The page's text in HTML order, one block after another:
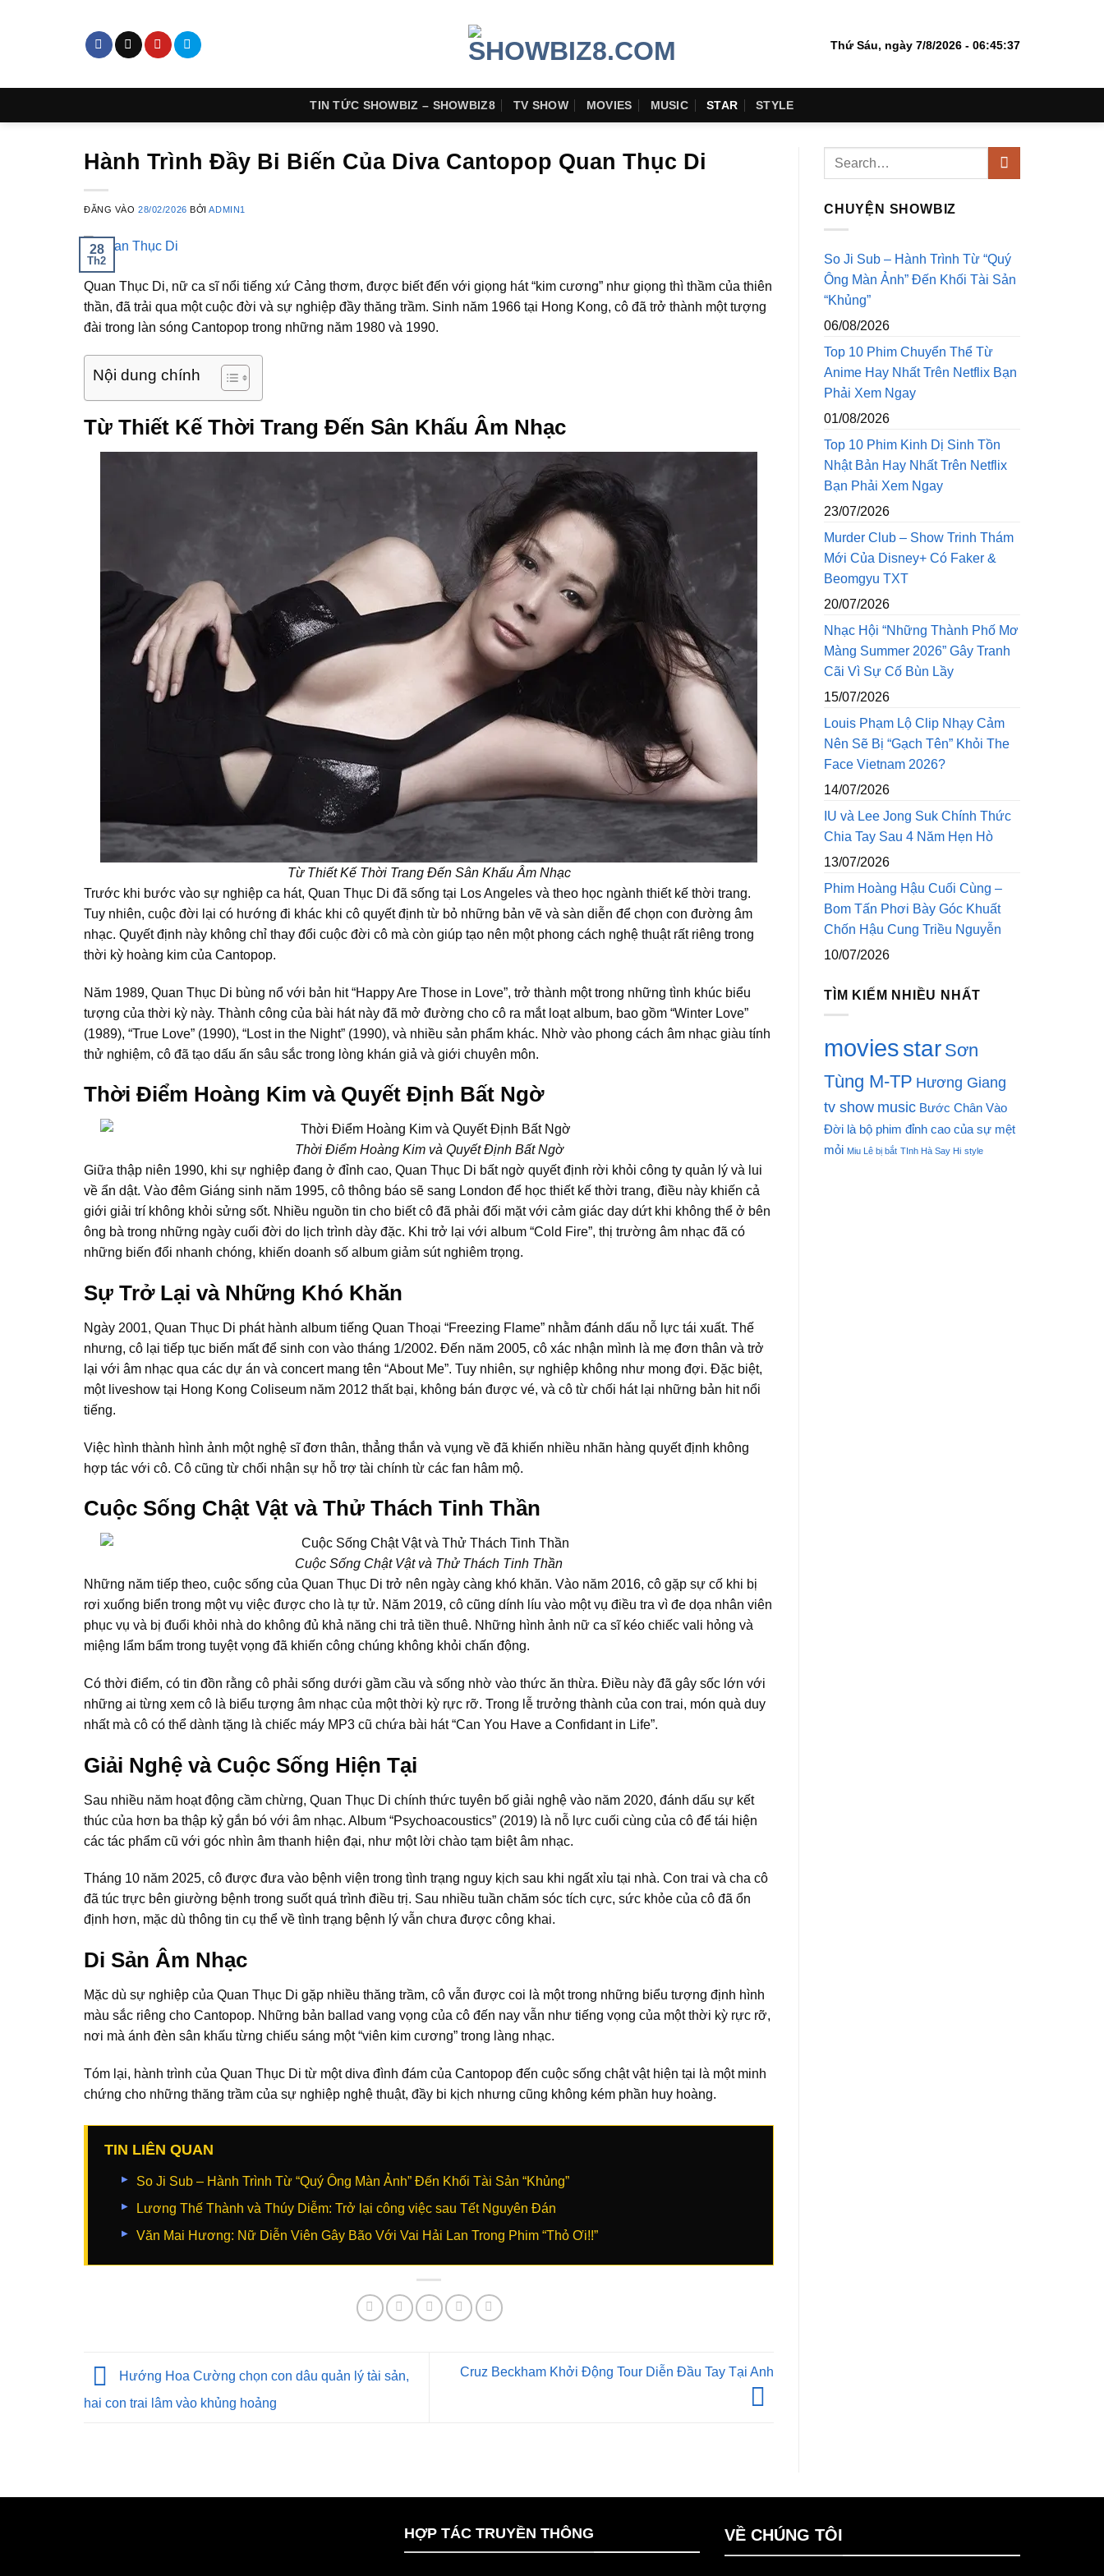
Thứ Sáu, ngày 7/8/2026 - 06:45:37
TIN TỨC SHOWBIZ – SHOWBIZ8 TV SHOW MOVIES MUSIC STAR STYLE
Hành Trình Đầy Bi Biến Của Diva Cantopop Quan Thục Di
ĐĂNG VÀO28/02/2026 BỞIADMIN1
28
Th2
Quan Thục Di, nữ ca sĩ nổi tiếng xứ Cảng thơm, được biết đến với giọng hát “kim cương” như giọng thì thầm của thiên
thần, đã trải qua một cuộc đời và sự nghiệp đầy thăng trầm. Sinh năm 1966 tại Hong Kong, cô đã trở thành một tượng
đài trong làn sóng Cantopop trong những năm 1980 và 1990.
Nội dung chính
Từ Thiết Kế Thời Trang Đến Sân Khấu Âm Nhạc
Từ Thiết Kế Thời Trang Đến Sân Khấu Âm Nhạc
Trước khi bước vào sự nghiệp ca hát, Quan Thục Di đã sống tại Los Angeles và theo học ngành thiết kế thời trang.
Tuy nhiên, cuộc đời lại có hướng đi khác khi cô quyết định từ bỏ những bản vẽ và sàn diễn để chọn con đường âm
nhạc. Quyết định này không chỉ thay đổi cuộc đời cô mà còn giúp tạo nên một phong cách nghệ thuật rất riêng trong
thời kỳ hoàng kim của Cantopop.
Năm 1989, Quan Thục Di bùng nổ với bản hit “Happy Are Those in Love”, trở thành một trong những tình khúc biểu
tượng của thời kỳ này. Thành công của bài hát này đã mở đường cho cô ra mắt loạt album, bao gồm “Winter Love”
(1989), “True Love” (1990), “Lost in the Night” (1990), và nhiều sản phẩm khác. Nhờ vào phong cách âm nhạc giàu tính
thử nghiệm, cô đã tạo dấu ấn sâu sắc trong lòng khán giả và giới chuyên môn.
Thời Điểm Hoàng Kim và Quyết Định Bất Ngờ
Thời Điểm Hoàng Kim và Quyết Định Bất Ngờ
Giữa thập niên 1990, khi sự nghiệp đang ở đỉnh cao, Quan Thục Di bất ngờ quyết định rời khỏi công ty quản lý và lui
về ẩn dật. Vào đêm Giáng sinh năm 1995, cô thông báo sẽ sang London để học thiết kế thời trang, điều này khiến cả
giới giải trí không khỏi sửng sốt. Nhiều nguồn tin cho biết cô đã phải đối mặt với cảm giác day dứt khi không thể ở bên
ông bà trong những ngày cuối đời do lịch trình dày đặc. Khi trở lại với album “Cold Fire”, thị trường âm nhạc đã có
những biến đổi nhanh chóng, khiến doanh số album giảm sút nghiêm trọng.
Sự Trở Lại và Những Khó Khăn
Ngày 2001, Quan Thục Di phát hành album tiếng Quan Thoại “Freezing Flame” nhằm đánh dấu nỗ lực tái xuất. Thế
nhưng, cô lại tiếp tục biến mất để sinh con vào tháng 1/2002. Đến năm 2005, cô xác nhận mình là mẹ đơn thân và trở
lại với âm nhạc qua các dự án và concert mang tên “About Me”. Tuy nhiên, sự nghiệp không như mong đợi. Đặc biệt,
một liveshow tại Hong Kong Coliseum năm 2012 thất bại, không bán được vé, và cô từ chối hát lại những bản hit nổi
tiếng.
Việc hình thành hình ảnh một nghệ sĩ đơn thân, thẳng thắn và vụng về đã khiến nhiều nhãn hàng quyết định không
hợp tác với cô. Cô cũng từ chối nhận sự hỗ trợ tài chính từ các fan hâm mộ.
Cuộc Sống Chật Vật và Thử Thách Tinh Thần
Cuộc Sống Chật Vật và Thử Thách Tinh Thần
Những năm tiếp theo, cuộc sống của Quan Thục Di trở nên ngày càng khó khăn. Vào năm 2016, cô gặp sự cố khi bị
rơi xuống biển trong một vụ việc được cho là tự tử. Năm 2019, cô cũng dính líu vào một vụ điều tra vì đe dọa nhân viên
phục vụ và bị đuổi khỏi nhà do không đủ khả năng chi trả tiền thuê. Những hình ảnh nữ ca sĩ kéo chiếc vali hỏng và
miệng lẩm bẩm trong tuyệt vọng đã khiến công chúng không khỏi chấn động.
Có thời điểm, có tin đồn rằng cô phải sống dưới gầm cầu và sống nhờ vào thức ăn thừa. Điều này đã gây sốc lớn với
những ai từng xem cô là biểu tượng âm nhạc của một thời kỳ rực rỡ. Trong lễ trưởng thành của con trai, món quà duy
nhất mà cô có thể dành tặng là chiếc máy MP3 cũ chứa bài hát “Can You Have a Confidant in Life”.
Giải Nghệ và Cuộc Sống Hiện Tại
Sau nhiều năm hoạt động cầm chừng, Quan Thục Di chính thức tuyên bố giải nghệ vào năm 2020, đánh dấu sự kết
thúc của hơn ba thập kỷ gắn bó với âm nhạc. Album “Psychoacoustics” (2019) là nỗ lực cuối cùng của cô để tái hiện
các tác phẩm cũ với góc nhìn âm thanh hiện đại, như một lời chào tạm biệt âm nhạc.
Tháng 10 năm 2025, cô được đưa vào bệnh viện trong tình trạng nguy kịch sau khi ngất xỉu tại nhà. Con trai và cha cô
đã túc trực bên giường bệnh trong suốt quá trình điều trị. Sau nhiều tuần chăm sóc tích cực, sức khỏe của cô đã ổn
định hơn, mặc dù thông tin cụ thể về tình trạng bệnh lý vẫn chưa được công khai.
Di Sản Âm Nhạc
Mặc dù sự nghiệp của Quan Thục Di gặp nhiều thăng trầm, cô vẫn được coi là một trong những biểu tượng định hình
màu sắc riêng cho Cantopop. Những bản ballad vang vọng của cô đến nay vẫn như tiếng vọng của một thời kỳ rực rỡ,
nơi mà ánh đèn sân khấu từng chiếu sáng một “viên kim cương” trong làng nhạc.
Tóm lại, hành trình của Quan Thục Di từ một diva đình đám của Cantopop đến cuộc sống chật vật hiện tại là một minh
chứng cho những thăng trầm của sự nghiệp nghệ thuật, đầy bi kịch nhưng cũng không kém phần huy hoàng.
TIN LIÊN QUAN
So Ji Sub – Hành Trình Từ “Quý Ông Màn Ảnh” Đến Khối Tài Sản “Khủng”
Lương Thế Thành và Thúy Diễm: Trở lại công việc sau Tết Nguyên Đán
Văn Mai Hương: Nữ Diễn Viên Gây Bão Với Vai Hải Lan Trong Phim “Thỏ Ơi!!”
Hướng Hoa Cường chọn con dâu quản lý tài sản,
hai con trai lâm vào khủng hoảng
Cruz Beckham Khởi Động Tour Diễn Đầu Tay Tại Anh
CHUYỆN SHOWBIZ
So Ji Sub – Hành Trình Từ “Quý
Ông Màn Ảnh” Đến Khối Tài Sản
“Khủng”
06/08/2026
Top 10 Phim Chuyển Thể Từ
Anime Hay Nhất Trên Netflix Bạn
Phải Xem Ngay
01/08/2026
Top 10 Phim Kinh Dị Sinh Tồn
Nhật Bản Hay Nhất Trên Netflix
Bạn Phải Xem Ngay
23/07/2026
Murder Club – Show Trinh Thám
Mới Của Disney+ Có Faker &
Beomgyu TXT
20/07/2026
Nhạc Hội “Những Thành Phố Mơ
Màng Summer 2026” Gây Tranh
Cãi Vì Sự Cố Bùn Lầy
15/07/2026
Louis Phạm Lộ Clip Nhạy Cảm
Nên Sẽ Bị “Gạch Tên” Khỏi The
Face Vietnam 2026?
14/07/2026
IU và Lee Jong Suk Chính Thức
Chia Tay Sau 4 Năm Hẹn Hò
13/07/2026
Phim Hoàng Hậu Cuối Cùng –
Bom Tấn Phơi Bày Góc Khuất
Chốn Hậu Cung Triều Nguyễn
10/07/2026
TÌM KIẾM NHIỀU NHẤT
moviesstar Sơn
Tùng M-TP Hương Giang
tv show music Bước Chân Vào
Đời là bộ phim đỉnh cao của sự mệt
mỏi Miu Lê bị bắt TInh Hà Say Hi style
HỢP TÁC TRUYỀN THÔNG VỀ CHÚNG TÔI